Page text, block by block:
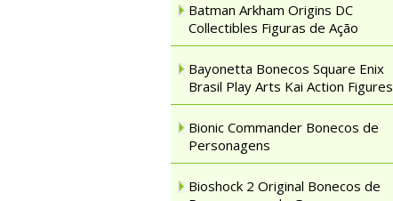
Batman Arkham Origins DC
Collectibles Figuras de Ação
Bayonetta Bonecos Square Enix
Brasil Play Arts Kai Action Figures
Bionic Commander Bonecos de
Personagens
Bioshock 2 Original Bonecos de